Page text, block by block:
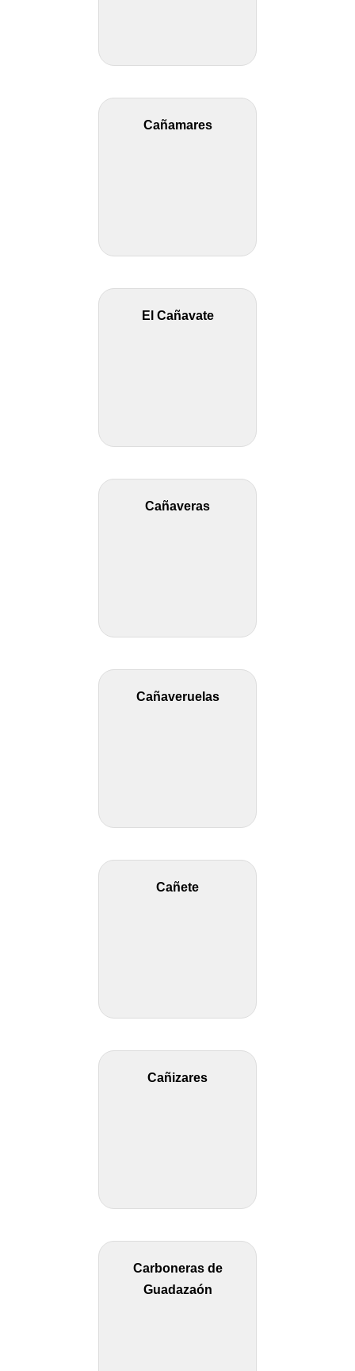
Cañamares
El Cañavate
Cañaveras
Cañaveruelas
Cañete
Cañizares
Carboneras de
Guadazaón